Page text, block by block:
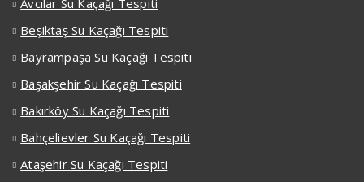
Avcılar Su Kaçağı Tespiti
Beşiktaş Su Kaçağı Tespiti
Bayrampaşa Su Kaçağı Tespiti
Başakşehir Su Kaçağı Tespiti
Bakırköy Su Kaçağı Tespiti
Bahçelievler Su Kaçağı Tespiti
Ataşehir Su Kaçağı Tespiti